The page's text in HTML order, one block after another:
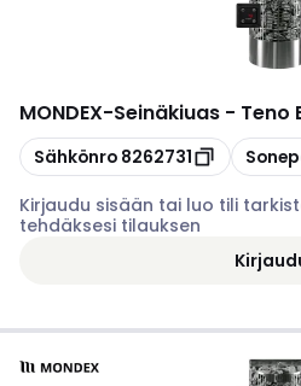
MONDEX-Seinäkiuas - Teno
Kopioi
Sähkönro 8262731 Kopioi
Kirjaudu sisään tai luo tili
tehdäksesi tilauksen